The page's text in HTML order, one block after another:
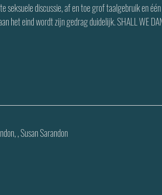
seksuele discussie, af en toe grof taalgebruik en
het eind wordt zijn gedrag duidelijk. SHALL WE
, Susan Sarandon